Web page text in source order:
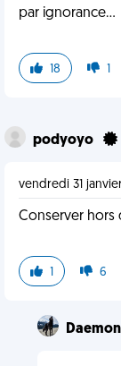
par ignorance...
18 1
podyoyo
vendredi 31
Conserver hors
1 6